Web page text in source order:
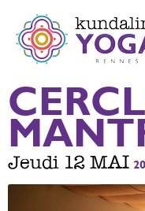
Jeudi 12 MAI